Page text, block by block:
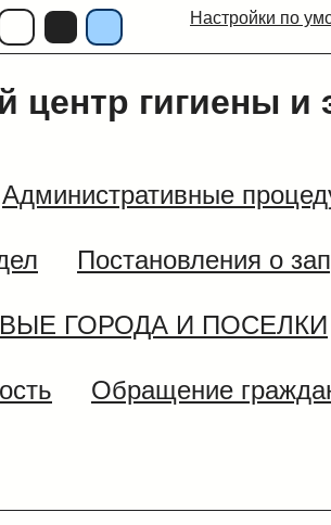
Настройки по
центр гигиены и
Административные
Постановления о
ГОРОДА И ПОСЕЛКИ
Обращение